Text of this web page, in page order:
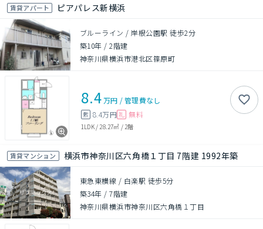
賃貸アパート ピアパレス新横浜
ブルーライン / 岸根公園駅 徒歩2分
築10年 /2階建
神奈川県横浜市港北区篠原町
8.4万円 /管理費なし
敷 8.4万円 礼 無料
1LDK/ 28.27㎡ / 2階
賃貸マンション 横浜市神奈川区六角橋１丁目 7階建 1992年築
東急東横線 / 白楽駅 徒歩5分
築34年 /7階建
神奈川県横浜市神奈川区六角橋１丁目